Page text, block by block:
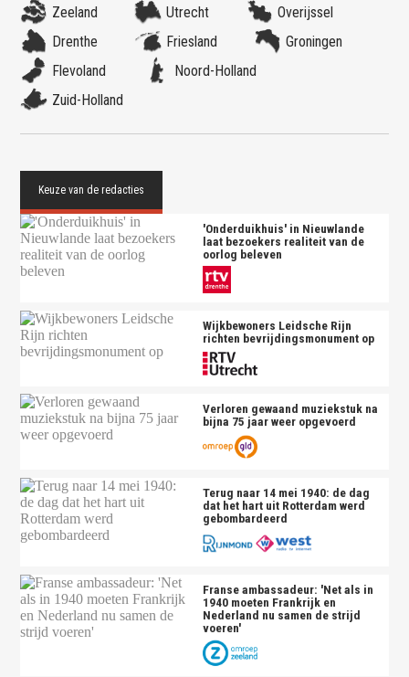
Zeeland
Utrecht
Overijssel
Drenthe
Friesland
Groningen
Flevoland
Noord-Holland
Zuid-Holland
'Onderduikhuis' in Nieuwlande
laat bezoekers realiteit van de
oorlog beleven
Wijkbewoners Leidsche Rijn
richten bevrijdingsmonument op
Verloren gewaand muziekstuk na
bijna 75 jaar weer opgevoerd
Terug naar 14 mei 1940: de dag
dat het hart uit Rotterdam werd
gebombardeerd
Franse ambassadeur: 'Net als in
1940 moeten Frankrijk en
Nederland nu samen de strijd
voeren'